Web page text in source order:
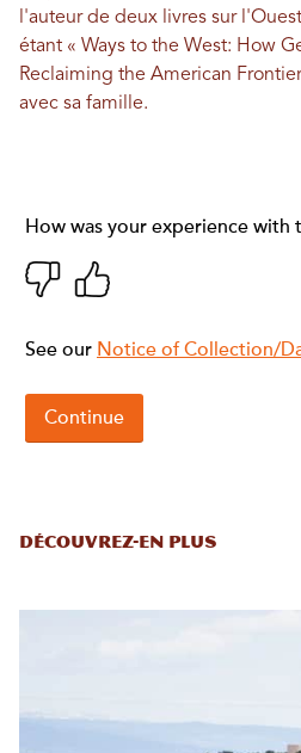
l'auteur de deux livres sur
étant « Ways to the West: How
Reclaiming the American
avec sa famille.
DÉCOUVREZ-EN PLUS